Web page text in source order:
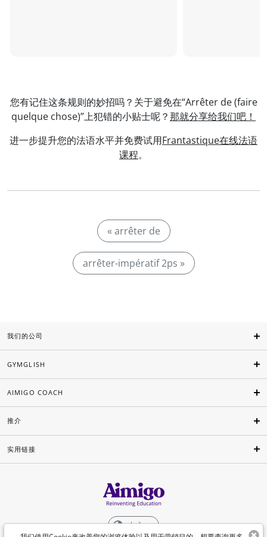
您有记住这条规则的妙招吗？关于避免在“Arrêter de (faire
quelque chose)”上犯错的小贴士呢？那就分享给我们吧！
进一步提升您的法语水平并免费试用Frantastique在线法语
课程。
« arrêter de
arrêter-impératif 2ps »
我们的公司
GYMGLISH
AIMIGO COACH
推介
实用链接
中文